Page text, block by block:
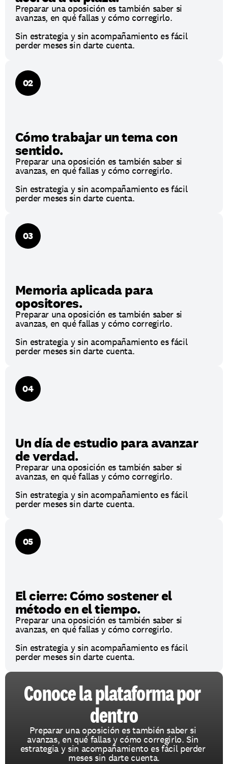
Preparar una oposición es también saber si
avanzas, en qué fallas y cómo corregirlo.
Sin estrategia y sin acompañamiento es fácil
perder meses sin darte cuenta.
02
Cómo trabajar un tema con
sentido.
Preparar una oposición es también saber si
avanzas, en qué fallas y cómo corregirlo.
Sin estrategia y sin acompañamiento es fácil
perder meses sin darte cuenta.
03
Memoria aplicada para
opositores.
Preparar una oposición es también saber si
avanzas, en qué fallas y cómo corregirlo.
Sin estrategia y sin acompañamiento es fácil
perder meses sin darte cuenta.
04
Un día de estudio para avanzar
de verdad.
Preparar una oposición es también saber si
avanzas, en qué fallas y cómo corregirlo.
Sin estrategia y sin acompañamiento es fácil
perder meses sin darte cuenta.
05
El cierre: Cómo sostener el
método en el tiempo.
Preparar una oposición es también saber si
avanzas, en qué fallas y cómo corregirlo.
Sin estrategia y sin acompañamiento es fácil
perder meses sin darte cuenta.
Conoce la plataforma por
dentro
Preparar una oposición es también saber si
avanzas, en qué fallas y cómo corregirlo. Sin
estrategia y sin acompañamiento es fácil perder
meses sin darte cuenta.